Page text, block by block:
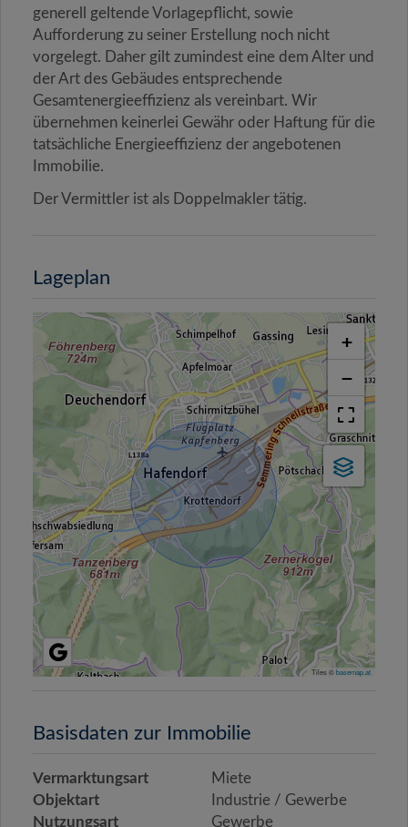
generell geltende Vorlagepflicht, sowie
Aufforderung zu seiner Erstellung noch nicht
vorgelegt. Daher gilt zumindest eine dem Alter und
der Art des Gebäudes entsprechende
Gesamtenergieeffizienz als vereinbart. Wir
übernehmen keinerlei Gewähr oder Haftung für die
tatsächliche Energieeffizienz der angebotenen
Immobilie.
Der Vermittler ist als Doppelmakler tätig.
Lageplan
+
−
Tiles ©basemap.at
Basisdaten zur Immobilie
Vermarktungsart
Miete
Objektart
Industrie / Gewerbe
Nutzungsart
Gewerbe